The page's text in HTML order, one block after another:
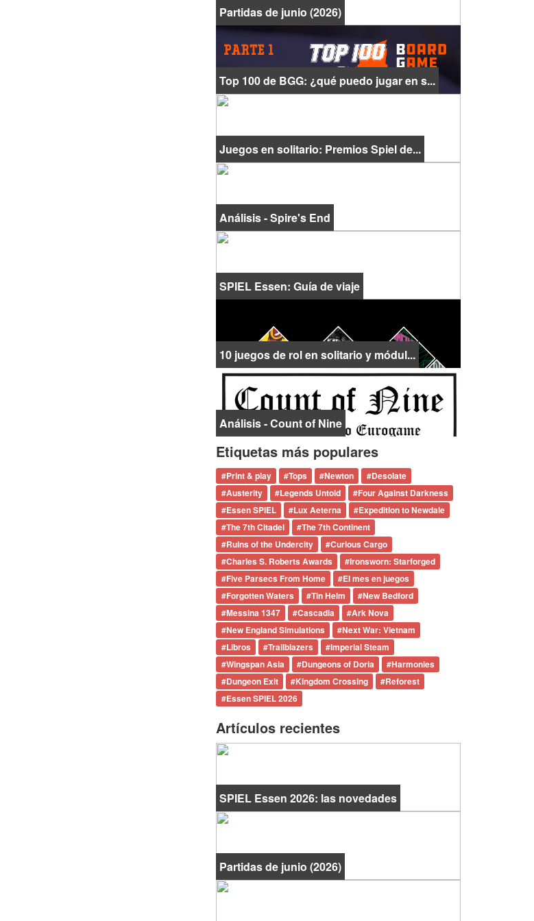
Partidas de junio (2026)
Top 100 de BGG: ¿qué puedo jugar en s...
Juegos en solitario: Premios Spiel de...
Análisis - Spire's End
SPIEL Essen: Guía de viaje
10 juegos de rol en solitario y módul...
Análisis - Count of Nine
Etiquetas más populares
#Print & play #Tops #Newton #Desolate
#Austerity #Legends Untold #Four Against Darkness
#Essen SPIEL #Lux Aeterna #Expedition to Newdale
#The 7th Citadel #The 7th Continent
#Ruins of the Undercity #Curious Cargo
#Charles S. Roberts Awards #Ironsworn: Starforged
#Five Parsecs From Home #El mes en juegos
#Forgotten Waters #Tin Helm #New Bedford
#Messina 1347 #Cascadia #Ark Nova
#New England Simulations #Next War: Vietnam
#Libros #Trailblazers #Imperial Steam
#Wingspan Asia #Dungeons of Doria #Harmonies
#Dungeon Exit #Kingdom Crossing #Reforest
#Essen SPIEL 2026
Artículos recientes
SPIEL Essen 2026: las novedades
Partidas de junio (2026)